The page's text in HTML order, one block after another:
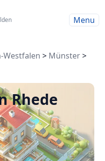
Menu
Westfalen > Münster>
Rhede